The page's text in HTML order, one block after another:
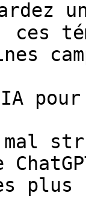
ces
mal
plus